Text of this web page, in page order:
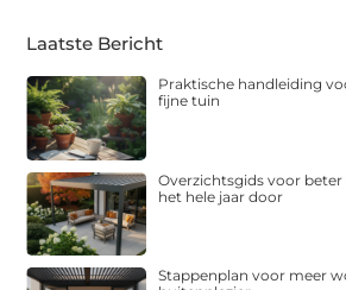
Laatste Bericht
Praktische handleiding
fijne tuin
Overzichtsgids voor
het hele jaar door
Stappenplan voor meer